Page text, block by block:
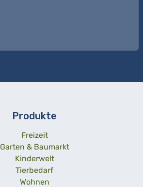
Produkte
Freizeit
Garten & Baumarkt
Kinderwelt
Tierbedarf
Wohnen